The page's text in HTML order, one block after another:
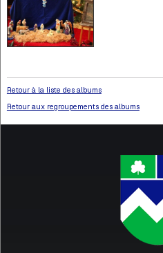
Retour à la liste des albums
Retour aux regroupements des albums